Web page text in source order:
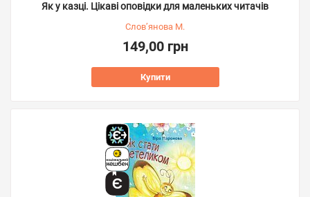
Як у казці. Цікаві оповідки для маленьких читачів
Слов’янова М.
149,00 грн
Купити